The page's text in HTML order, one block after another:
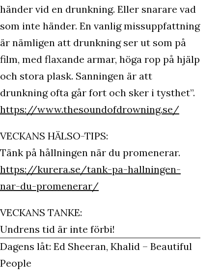
händer vid en drunkning. Eller snarare vad
som inte händer. En vanlig missuppfattning
är nämligen att drunkning ser ut som på
film, med flaxande armar, höga rop på hjälp
och stora plask. Sanningen är att
drunkning ofta går fort och sker i tysthet”.
https://www.thesoundofdrowning.se/
VECKANS HÄLSO-TIPS:
Tänk på hållningen när du promenerar.
https://kurera.se/tank-pa-hallningen-
nar-du-promenerar/
VECKANS TANKE:
Undrens tid är inte förbi!
Dagens låt: Ed Sheeran, Khalid – Beautiful
People